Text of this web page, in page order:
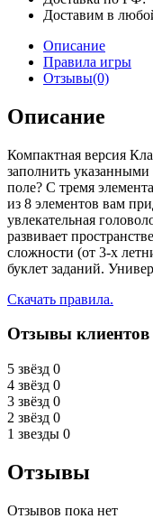
Доставим в
Описание
Правила игры
Отзывы(0)
Описание
Компактная версия
заполнить
поле? С тремя
из 8 элементов вам
увлекательная
развивает
сложности (от 3-х
буклет заданий.
Скачать правила.
Отзывы клиентов
5 звёзд 0
4 звёзд 0
3 звёзд 0
2 звёзд 0
1 звезды 0
Отзывы
Отзывов пока нет